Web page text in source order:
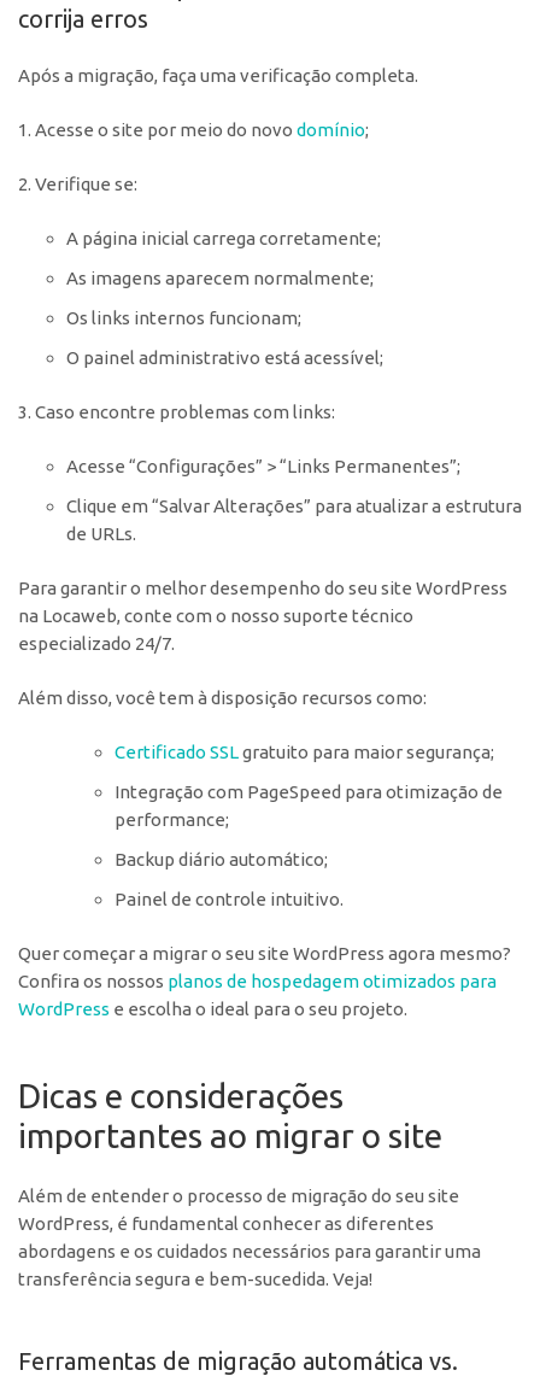
corrija erros
Após a migração, faça uma verificação completa.
1. Acesse o site por meio do novo domínio;
2. Verifique se:
A página inicial carrega corretamente;
As imagens aparecem normalmente;
Os links internos funcionam;
O painel administrativo está acessível;
3. Caso encontre problemas com links:
Acesse “Configurações” > “Links Permanentes”;
Clique em “Salvar Alterações” para atualizar a estrutura
de URLs.
Para garantir o melhor desempenho do seu site WordPress
na Locaweb, conte com o nosso suporte técnico
especializado 24/7.
Além disso, você tem à disposição recursos como:
Certificado SSLgratuito para maior segurança;
Integração com PageSpeed para otimização de
performance;
Backup diário automático;
Painel de controle intuitivo.
Quer começar a migrar o seu site WordPress agora mesmo?
Confira os nossos planos de hospedagem otimizados para
WordPress e escolha o ideal para o seu projeto.
Dicas e considerações
importantes ao migrar o site
Além de entender o processo de migração do seu site
WordPress, é fundamental conhecer as diferentes
abordagens e os cuidados necessários para garantir uma
transferência segura e bem-sucedida. Veja!
Ferramentas de migração automática vs.